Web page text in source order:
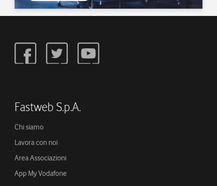
Fastweb S.p.A.
Chi siamo
Lavora con noi
Area Associazioni
App My Vodafone